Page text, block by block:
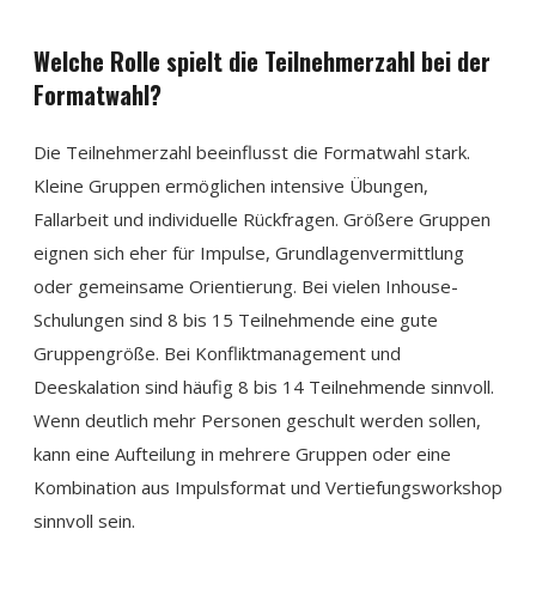
Welche Rolle spielt die Teilnehmerzahl bei der
Formatwahl?
Die Teilnehmerzahl beeinflusst die Formatwahl stark.
Kleine Gruppen ermöglichen intensive Übungen,
Fallarbeit und individuelle Rückfragen. Größere Gruppen
eignen sich eher für Impulse, Grundlagenvermittlung
oder gemeinsame Orientierung. Bei vielen Inhouse-
Schulungen sind 8 bis 15 Teilnehmende eine gute
Gruppengröße. Bei Konfliktmanagement und
Deeskalation sind häufig 8 bis 14 Teilnehmende sinnvoll.
Wenn deutlich mehr Personen geschult werden sollen,
kann eine Aufteilung in mehrere Gruppen oder eine
Kombination aus Impulsformat und Vertiefungsworkshop
sinnvoll sein.